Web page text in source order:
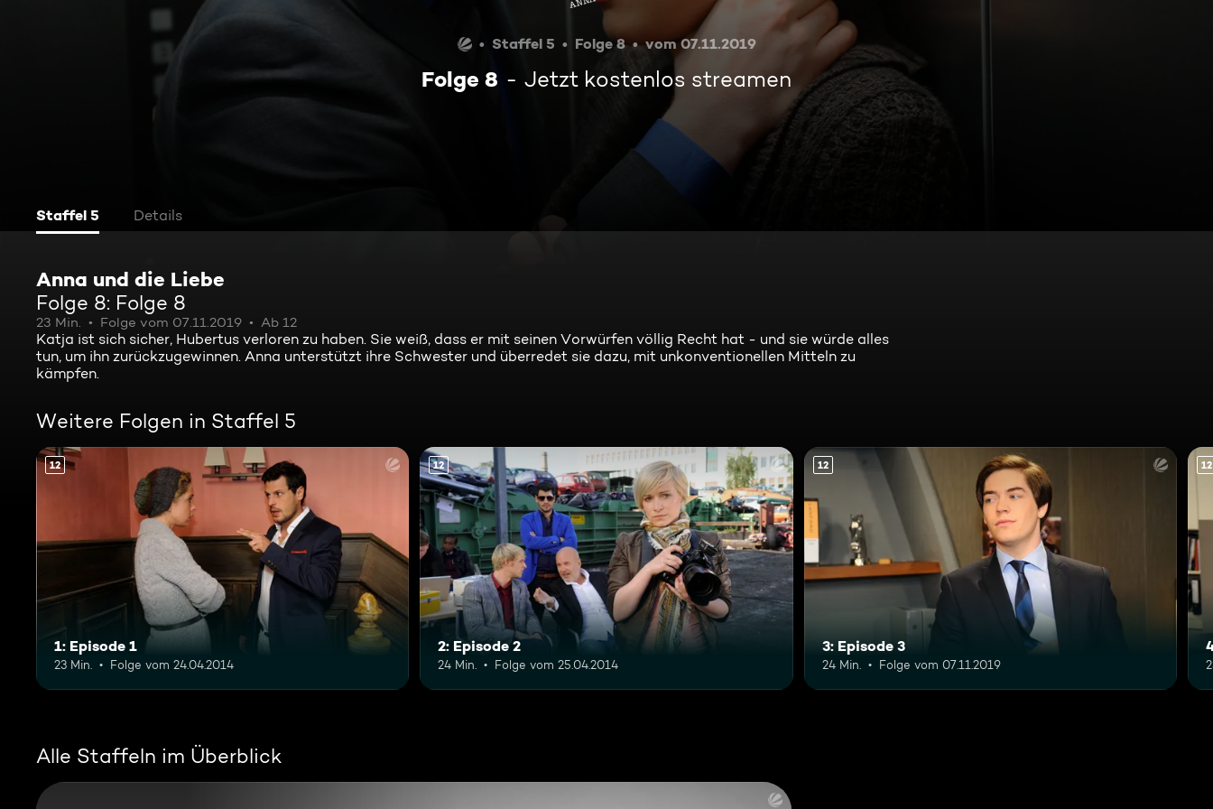
Staffel 5 Folge 8 vom 07.11.2019
Folge 8 Jetzt kostenlos streamen
Staffel 5 Details
Anna und die Liebe
Folge 8: Folge 8
23 Min. Folge vom 07.11.2019 Ab 12
Katja ist sich sicher, Hubertus verloren zu haben. Sie weiß, dass er mit seinen Vorwürfen völlig Recht hat - und sie würde alles
tun, um ihn zurückzugewinnen. Anna unterstützt ihre Schwester und überredet sie dazu, mit unkonventionellen Mitteln zu
kämpfen.
Weitere Folgen in Staffel 5
12
1: Episode 1
23 Min. Folge vom 24.04.2014
12
2: Episode 2
24 Min. Folge vom 25.04.2014
12
3: Episode 3
24 Min. Folge vom 07.11.2019
12
Alle Staffeln im Überblick